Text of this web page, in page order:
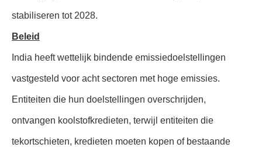
stabiliseren tot 2028.
Beleid
India heeft wettelijk bindende emissiedoelstellingen
vastgesteld voor acht sectoren met hoge emissies.
Entiteiten die hun doelstellingen overschrijden,
ontvangen koolstofkredieten, terwijl entiteiten die
tekortschieten, kredieten moeten kopen of bestaande